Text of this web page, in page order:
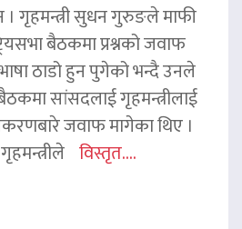
। गृहमन्त्री सुधन गुरुङले माफी
बैठकमा प्रश्नको जवाफ
ठाडो हुन पुगेको भन्दै उनले
सांसदलाई गृहमन्त्रीलाई
जवाफ मागेका थिए ।
विस्तृत....